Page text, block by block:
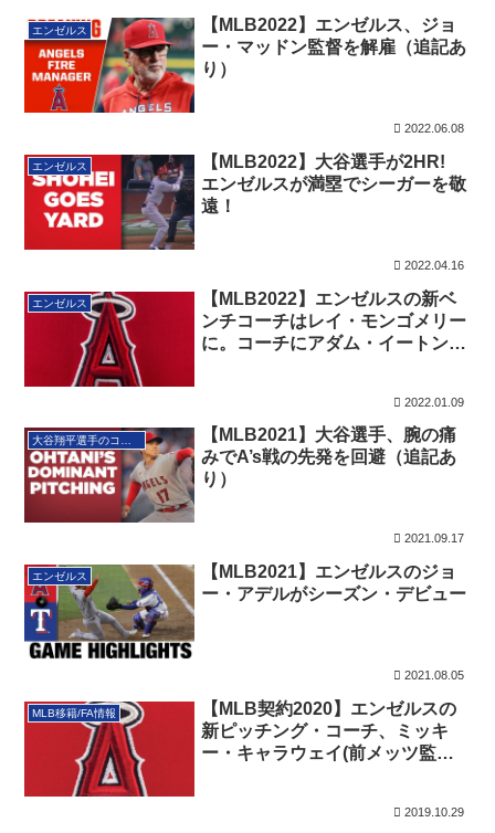
エンゼルス
【MLB2022】エンゼルス、ジョ
ー・マッドン監督を解雇（追記あ
り）
2022.06.08
エンゼルス
【MLB2022】大谷選手が2HR!
エンゼルスが満塁でシーガーを敬
遠！
2022.04.16
エンゼルス
【MLB2022】エンゼルスの新ベ
ンチコーチはレイ・モンゴメリー
に。コーチにアダム・イートンの
2022.01.09
【MLB2021】大谷選手、腕の痛
みでA’s戦の先発を回避（追記あ
り）
2021.09.17
エンゼルス
【MLB2021】エンゼルスのジョ
ー・アデルがシーズン・デビュー
2021.08.05
MLB移籍/FA情報
【MLB契約2020】エンゼルスの
新ピッチング・コーチ、ミッキ
ー・キャラウェイ(前メッツ監督)
2019.10.29